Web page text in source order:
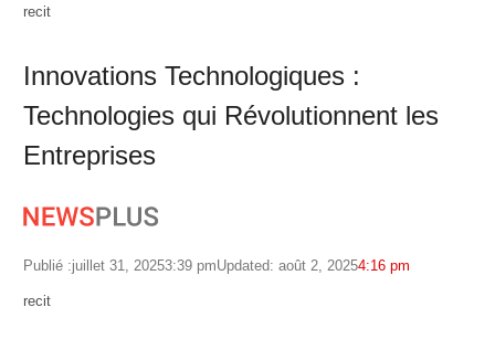
Author
recit
Innovations Technologiques :
Technologies qui Révolutionnent les
Entreprises
Publié :juillet 31, 20253:39 pmUpdated: août 2, 20254:16 pm
Author
recit